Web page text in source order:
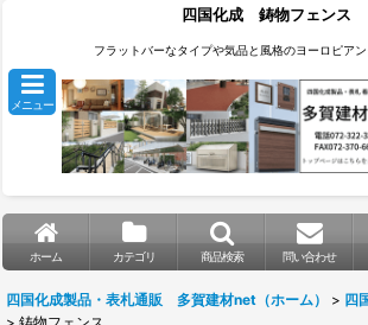
四国化成 鋳物フェンス
フラットバーなタイプや気品と風格のヨーロピアン
メニュー
ホーム カテゴリ 商品検索 問い合わせ
四国化成製品・表札通販 多賀建材net（ホーム） > 四